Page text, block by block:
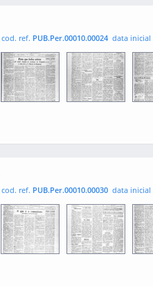
cod. ref. PUB.Per.00010.00024 data inicial
0001 0002 0003
cod. ref. PUB.Per.00010.00030 data inicial